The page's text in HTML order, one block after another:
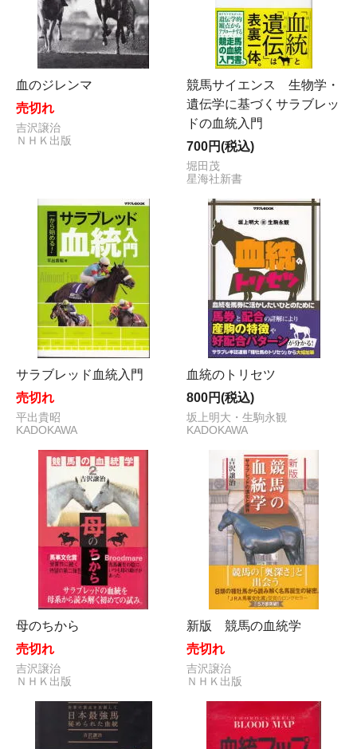
血のジレンマ
売切れ
吉沢譲治
ＮＨＫ出版
競馬サイエンス 生物学・
遺伝学に基づくサラブレッ
ドの血統入門
700円(税込)
堀田茂
星海社新書
サラブレッド血統入門
売切れ
平出貴昭
KADOKAWA
血統のトリセツ
800円(税込)
坂上明大・生駒永観
KADOKAWA
母のちから
売切れ
吉沢譲治
ＮＨＫ出版
新版 競馬の血統学
売切れ
吉沢譲治
ＮＨＫ出版